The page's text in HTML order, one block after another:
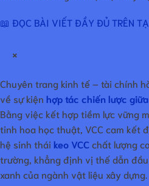
📖 ĐỌC BÀI VIẾT ĐẦY ĐỦ TRÊN
×
Chuyên trang kinh tế – tài chính
về sự kiện hợp tác chiến lược
Bằng việc kết hợp tiềm lực vững
tinh hoa học thuật, VCC cam kết
hệ sinh thái keo VCC chất lượng
trường, khẳng định vị thế dẫn
xanh của ngành vật liệu xây dựng.